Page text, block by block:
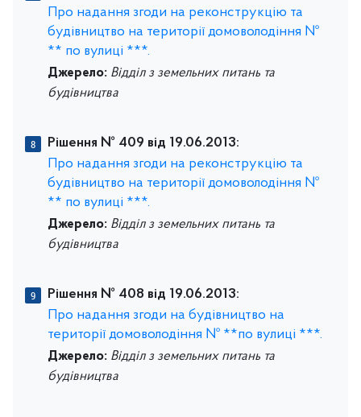
Про надання згоди на реконструкцію та
будівництво на території домоволодіння №
** по вулиці ***.
Джерело: Відділ з земельних питань та
будівництва
Рішення № 409 від 19.06.2013:
Про надання згоди на реконструкцію та
будівництво на території домоволодіння №
** по вулиці ***.
Джерело: Відділ з земельних питань та
будівництва
Рішення № 408 від 19.06.2013:
Про надання згоди на будівництво на
території домоволодіння № **по вулиці ***.
Джерело: Відділ з земельних питань та
будівництва